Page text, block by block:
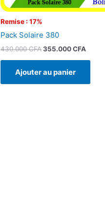
Remise : 17%
Pack Solaire 380
430.000CFA355.000CFA
Ajouter au panier